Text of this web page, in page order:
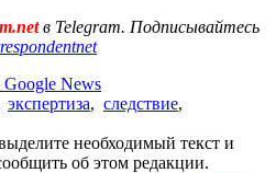
в Telegram. Подписывайтесь
Google News
экспертиза, следствие,
необходимый текст и
об этом редакции.